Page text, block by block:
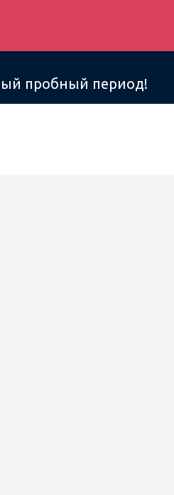
пробный период!